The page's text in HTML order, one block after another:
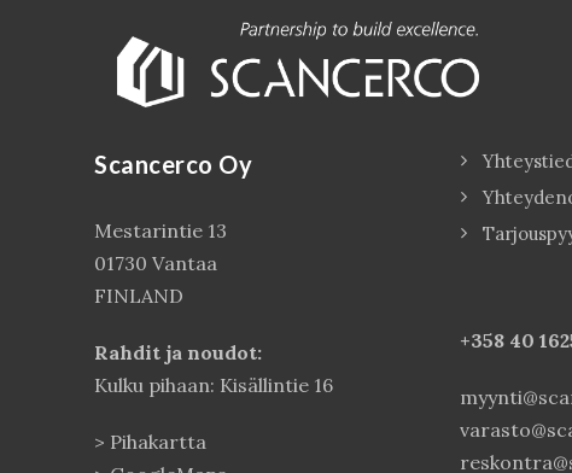
Scancerco Oy
Mestarintie 13
01730 Vantaa
FINLAND
Rahdit ja noudot:
Kulku pihaan: Kisällintie 16
> Pihakartta
+358 40